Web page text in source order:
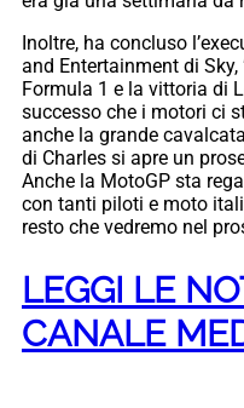
Inoltre, ha concluso
and Entertainment di
Formula 1 e la vittoria di
successo che i motori ci
anche la grande
di Charles si apre un
Anche la MotoGP sta
con tanti piloti e moto
resto che vedremo nel
LEGGI LE
CANALE